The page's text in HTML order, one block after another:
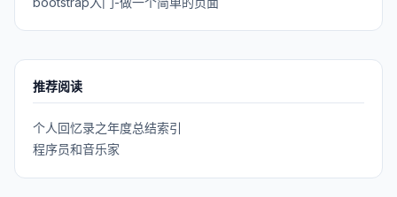
推荐阅读
个人回忆录之年度总结索引
程序员和音乐家